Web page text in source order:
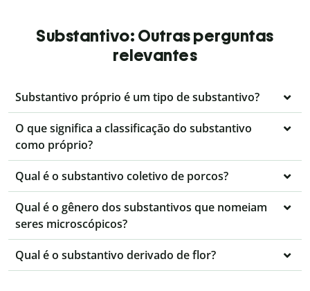
Substantivo: Outras perguntas
relevantes
Substantivo próprio é um tipo de substantivo?
O que significa a classificação do substantivo
como próprio?
Qual é o substantivo coletivo de porcos?
Qual é o gênero dos substantivos que nomeiam
seres microscópicos?
Qual é o substantivo derivado de flor?